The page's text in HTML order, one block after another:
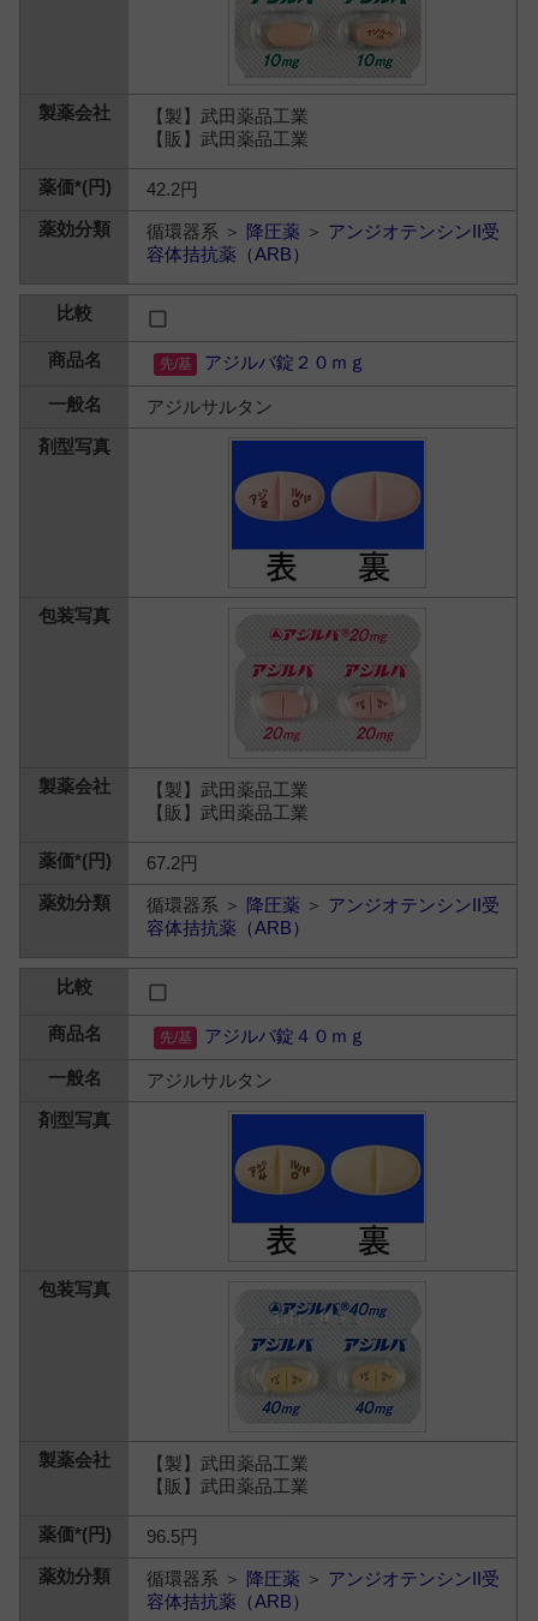
【製】武田薬品工業
【販】武田薬品工業
42.2円
循環器系 ＞ 降圧薬 ＞ アンジオテンシンII受
容体拮抗薬（ARB）
アジルバ錠２０ｍｇ
アジルサルタン
【製】武田薬品工業
【販】武田薬品工業
67.2円
循環器系 ＞ 降圧薬 ＞ アンジオテンシンII受
容体拮抗薬（ARB）
アジルバ錠４０ｍｇ
アジルサルタン
【製】武田薬品工業
【販】武田薬品工業
96.5円
循環器系 ＞ 降圧薬 ＞ アンジオテンシンII受
容体拮抗薬（ARB）